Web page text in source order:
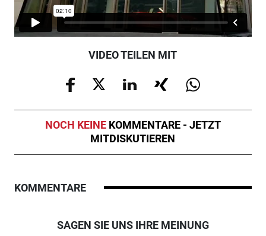
VIDEO TEILEN MIT
NOCH KEINE KOMMENTARE - JETZT
MITDISKUTIEREN
KOMMENTARE
SAGEN SIE UNS IHRE MEINUNG